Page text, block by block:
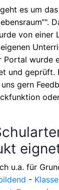
es um
.
von einer
Portal wurde
und geprüft.
gern
u.a. für
-